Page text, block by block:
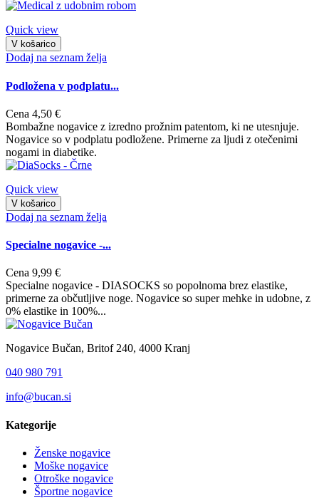
Quick view
V košarico
Dodaj na seznam želja
Podložena v podplatu...
Cena 4,50 €
Bombažne nogavice z izredno prožnim patentom, ki ne utesnjuje.
Nogavice so v podplatu podložene. Primerne za ljudi z otečenimi
nogami in diabetike.
Quick view
V košarico
Dodaj na seznam želja
Specialne nogavice -...
Cena 9,99 €
Specialne nogavice - DIASOCKS so popolnoma brez elastike,
primerne za občutljive noge. Nogavice so super mehke in udobne, z
0% elastike in 100%...
Nogavice Bučan, Britof 240, 4000 Kranj
040 980 791
info@bucan.si
Kategorije
Ženske nogavice
Moške nogavice
Otroške nogavice
Športne nogavice